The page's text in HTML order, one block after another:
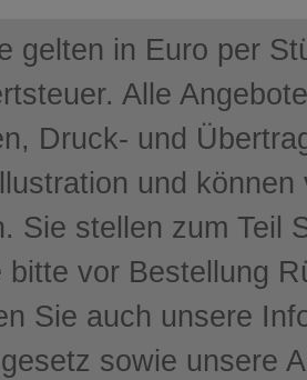
gelten in Euro per
Alle
Druck- und
und
Sie stellen zum Teil
bitte vor Bestellung
Sie auch unsere
sowie unsere